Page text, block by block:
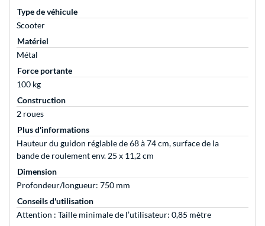
Type de véhicule
Scooter
Matériel
Métal
Force portante
100 kg
Construction
2 roues
Plus d'informations
Hauteur du guidon réglable de 68 à 74 cm, surface de la
bande de roulement env. 25 x 11,2 cm
Dimension
Profondeur/longueur: 750 mm
Conseils d'utilisation
Attention : Taille minimale de l’utilisateur: 0,85 mètre